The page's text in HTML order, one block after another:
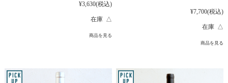
¥3,630(税込)
在庫 △
商品を見る
¥7,700(税込)
在庫 △
商品を見る